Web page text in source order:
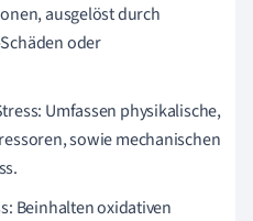
ausgelöst durch
oder
Umfassen physikalische,
sowie mechanischen
Beinhalten oxidativen